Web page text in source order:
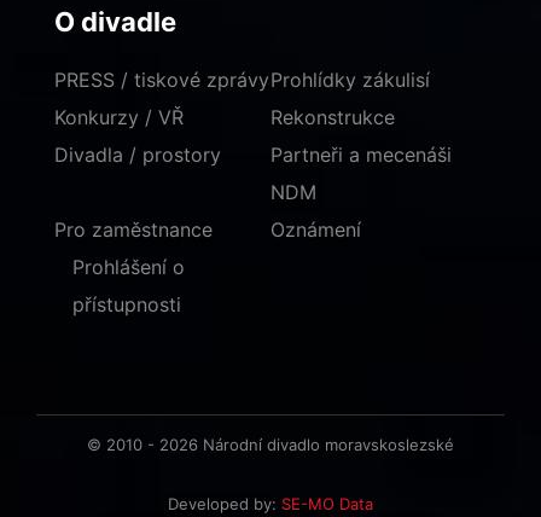
O divadle
PRESS / tiskové zprávy
Konkurzy / VŘ
Divadla / prostory
Prohlídky zákulisí
Rekonstrukce
Partneři a mecenáši
NDM
Pro zaměstnance
Oznámení
Prohlášení o
přístupnosti
© 2010 - 2026 Národní divadlo moravskoslezské
Developed by: SE-MO Data